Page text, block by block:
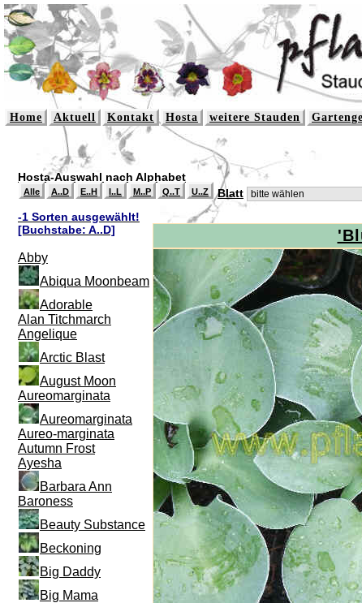
Home Aktuell Kontakt Hosta weitere Stauden
Hosta-Auswahl nach Alphabet
Alle A..D E..H I..L M..P Q..T U..Z
Blatt
-1 Sorten ausgewählt!
[Buchstabe: A..D]
Abby
Abiqua Moonbeam
Adorable
Alan Titchmarch
Angelique
Arctic Blast
August Moon
Aureomarginata
Aureomarginata
Aureo-marginata
Autumn Frost
Ayesha
Barbara Ann
Baroness
Beauty Substance
Beckoning
Big Daddy
Big Mama